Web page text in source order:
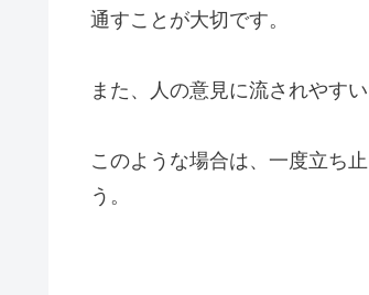
通すことが大切です。
また、人の意見に流されやす
このような場合は、一度立ち
う。